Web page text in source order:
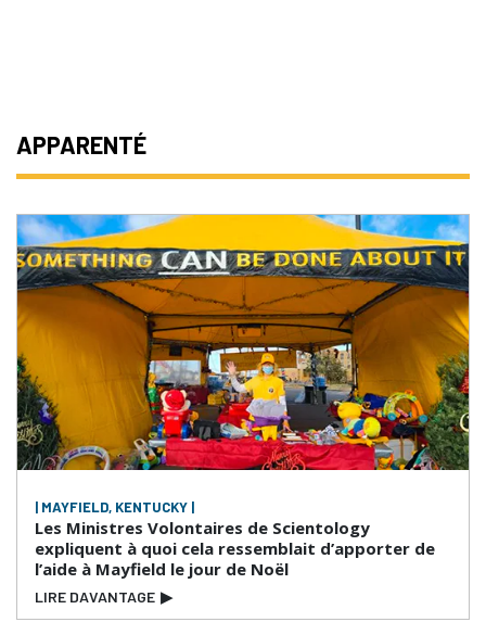
APPARENTÉ
| MAYFIELD, KENTUCKY |
Les Ministres Volontaires de Scientology
expliquent à quoi cela ressemblait d’apporter de
l’aide à Mayfield le jour de Noël
LIRE DAVANTAGE ▶